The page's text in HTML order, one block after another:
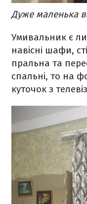
Дуже маленька
Умивальник є
навісні шафи,
пральна та
спальні, то на
куточок з